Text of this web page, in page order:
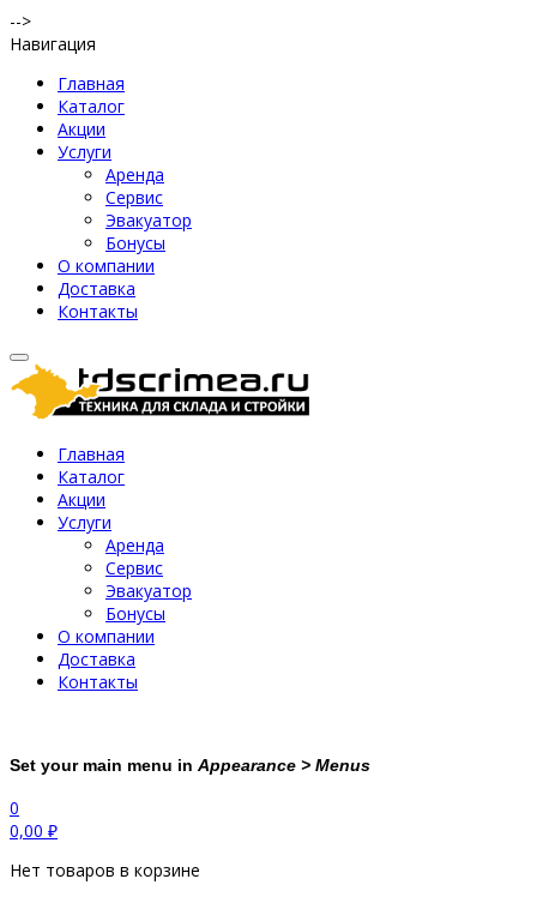
-->
Навигация
Главная
Каталог
Акции
Услуги
Аренда
Сервис
Эвакуатор
Бонусы
О компании
Доставка
Контакты
Главная
Каталог
Акции
Услуги
Аренда
Сервис
Эвакуатор
Бонусы
О компании
Доставка
Контакты
Set your main menu in Appearance > Menus
0
0,00 ₽
Нет товаров в корзине